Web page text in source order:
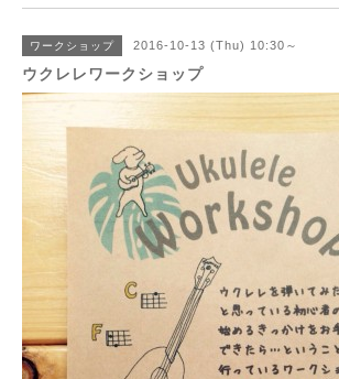
ワークショップ 2016-10-13 (Thu) 10:30～
ウクレレワークショップ